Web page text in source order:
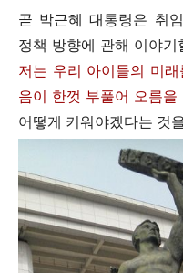
곧 박근혜 대통령은 취
정책 방향에 관해 이야기
저는 우리 아이들의 미
음이 한껏 부풀어 오름을
어떻게 키워야겠다는 것